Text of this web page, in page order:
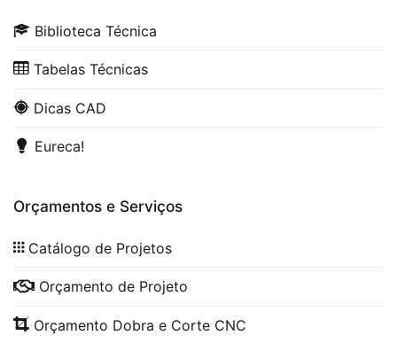
Biblioteca Técnica
Tabelas Técnicas
Dicas CAD
Eureca!
Orçamentos e Serviços
Catálogo de Projetos
Orçamento de Projeto
Orçamento Dobra e Corte CNC